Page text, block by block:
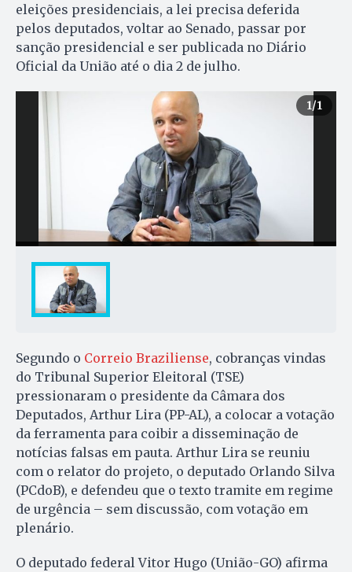
eleições presidenciais, a lei precisa deferida
pelos deputados, voltar ao Senado, passar por
sanção presidencial e ser publicada no Diário
Oficial da União até o dia 2 de julho.
1/1
Segundo o Correio Braziliense, cobranças vindas
do Tribunal Superior Eleitoral (TSE)
pressionaram o presidente da Câmara dos
Deputados, Arthur Lira (PP-AL), a colocar a votação
da ferramenta para coibir a disseminação de
notícias falsas em pauta. Arthur Lira se reuniu
com o relator do projeto, o deputado Orlando Silva
(PCdoB), e defendeu que o texto tramite em regime
de urgência – sem discussão, com votação em
plenário.
O deputado federal Vitor Hugo (União-GO) afirma